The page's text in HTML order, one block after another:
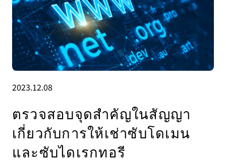
2023.12.08
ตรวจสอบจุดสำคัญในสัญญา
เกี่ยวกับการให้เช่าซับโดเมน
และซับไดเรกทอรี